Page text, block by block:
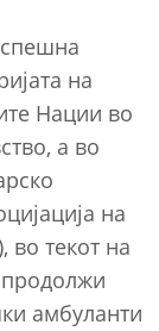
на
Нации во
а во
на
во текот на
амбуланти